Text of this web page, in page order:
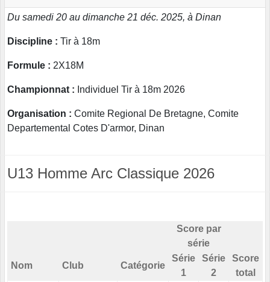
Du samedi 20 au dimanche 21 déc. 2025, à Dinan
Discipline : Tir à 18m
Formule : 2X18M
Championnat : Individuel Tir à 18m 2026
Organisation : Comite Regional De Bretagne, Comite
Departemental Cotes D'armor, Dinan
U13 Homme Arc Classique 2026
Score par
série
Nom Club Catégorie
Série
1
Série
2
Score
total